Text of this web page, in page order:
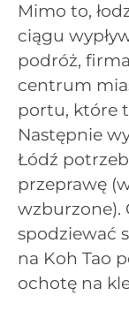
Mimo to,
ciągu
podróż,
centrum
portu, które
Następnie
Łódź
przeprawę
wzburzone).
spodziewać
na Koh Tao
ochotę na